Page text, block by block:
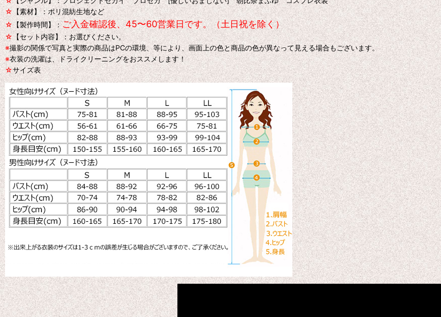
☆【素材】：ポリ混紡生地など
☆【製作時間】：ご入金確認後、45〜60営業日です。（土日祝を除く）
☆【セット内容】：お選びください。
※撮影の関係で写真と実際の商品はPCの環境、等により、画面上の色と商品の色が異なって見える場合もございます。
※衣装の洗濯は、ドライクリーニングをおススメします！
☆サイズ表